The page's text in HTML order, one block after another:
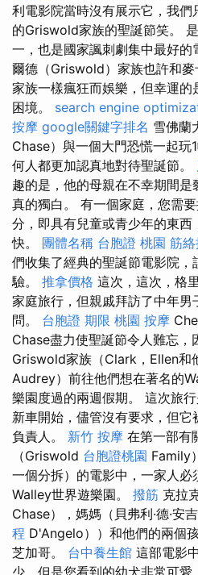
利電影院當時沒有展示它，我
的Griswold家族的聖誕節笑。
一，也是國家諷刺劇集中最好的
爾德（Griswold）家族也許和麥
家族一樣瘋狂而娛樂，但幸運的
困境。 search engine
按摩 google關鍵字排名 雪佛蘭
Chase）與一個大門恐慌一起玩
何人都更加認真地對待聖誕節。
趣的是，他的母親在不幸期間
真的獨白。 有一個家庭，您需
分，即具有兒童或青少年的東
快。 團體名稱 台胞證 桃園 筋
們收集了經典的聖誕節電影院
驗。 推拿價格 這次，這次，格
家庭旅行，但親戚拜訪了中年
問。 台胞證 期限 桃園 按摩
Chase盡力使聖誕節令人難忘，
Griswold家族（Clark，Ellen和
Audrey）前往他們想在著名的
樂園度過的兩週假期。 這次旅
新車開始，儘管沒有要求，但它
負責人。 新竹 按摩 在第一部有
（Griswold 台胞證桃園 Family
一個分拆）的電影中，一家人必
Walley世界遊樂園。 撥筋 克拉
Chase），媽媽（貝弗利·德·安
程 D'Angelo））和他們的兩個
芝加哥。 台中養生館 這部電影
少，但是您看到的幼犬非常可愛